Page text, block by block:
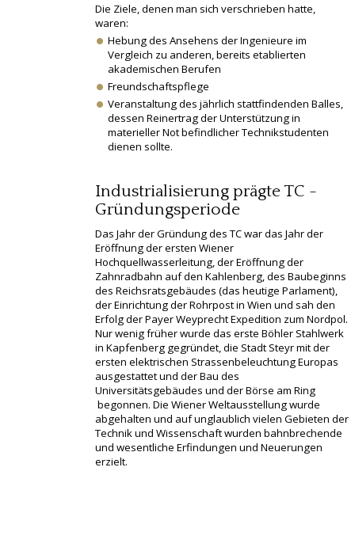
Die Ziele, denen man sich verschrieben hatte,
waren:
Hebung des Ansehens der Ingenieure im
Vergleich zu anderen, bereits etablierten
akademischen Berufen
Freundschaftspflege
Veranstaltung des jährlich stattfindenden Balles,
dessen Reinertrag der Unterstützung in
materieller Not befindlicher Technikstudenten
dienen sollte.
Industrialisierung prägte TC -
Gründungsperiode
Das Jahr der Gründung des TC war das Jahr der
Eröffnung der ersten Wiener
Hochquellwasserleitung, der Eröffnung der
Zahnradbahn auf den Kahlenberg, des Baubeginns
des Reichsratsgebäudes (das heutige Parlament),
der Einrichtung der Rohrpost in Wien und sah den
Erfolg der Payer Weyprecht Expedition zum Nordpol.
Nur wenig früher wurde das erste Böhler Stahlwerk
in Kapfenberg gegründet, die Stadt Steyr mit der
ersten elektrischen Strassenbeleuchtung Europas
ausgestattet und der Bau des
Universitätsgebäudes und der Börse am Ring
begonnen. Die Wiener Weltausstellung wurde
abgehalten und auf unglaublich vielen Gebieten der
Technik und Wissenschaft wurden bahnbrechende
und wesentliche Erfindungen und Neuerungen
erzielt.